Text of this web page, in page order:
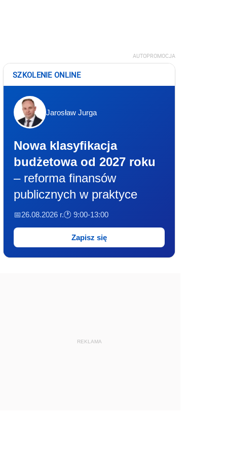
AUTOPROMOCJA
SZKOLENIE ONLINE
Jarosław Jurga
Nowa klasyfikacja
budżetowa od 2027 roku
– reforma finansów
publicznych w praktyce
📅26.08.2026 r.🕐 9:00-13:00
Zapisz się
REKLAMA